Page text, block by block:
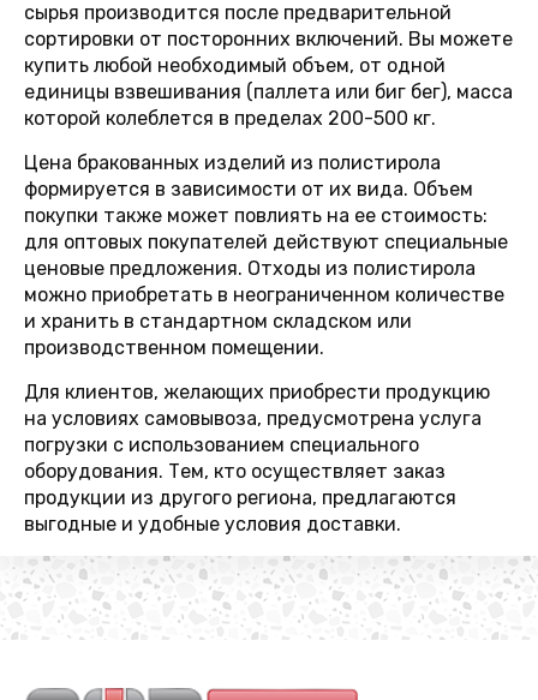
сырья производится после предварительной
сортировки от посторонних включений. Вы можете
купить любой необходимый объем, от одной
единицы взвешивания (паллета или биг бег), масса
которой колеблется в пределах 200-500 кг.
Цена бракованных изделий из полистирола
формируется в зависимости от их вида. Объем
покупки также может повлиять на ее стоимость:
для оптовых покупателей действуют специальные
ценовые предложения. Отходы из полистирола
можно приобретать в неограниченном количестве
и хранить в стандартном складском или
производственном помещении.
Для клиентов, желающих приобрести продукцию
на условиях самовывоза, предусмотрена услуга
погрузки с использованием специального
оборудования. Тем, кто осуществляет заказ
продукции из другого региона, предлагаются
выгодные и удобные условия доставки.